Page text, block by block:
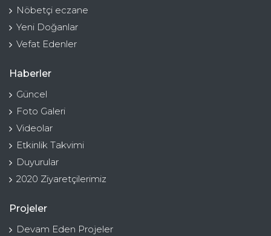
Nöbetçi eczane
Yeni Doğanlar
Vefat Edenler
Haberler
Güncel
Foto Galeri
Videolar
Etkinlik Takvimi
Duyurular
2020 Ziyaretçilerimiz
Projeler
Devam Eden Projeler